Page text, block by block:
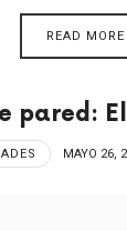
READ MORE
pared:
MAYO 26,